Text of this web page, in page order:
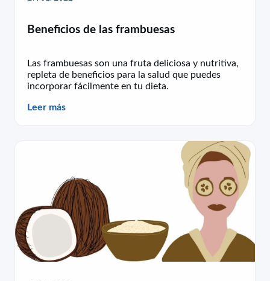
Beneficios de las frambuesas
Las frambuesas son una fruta deliciosa y nutritiva,
repleta de beneficios para la salud que puedes
incorporar fácilmente en tu dieta.
Leer más